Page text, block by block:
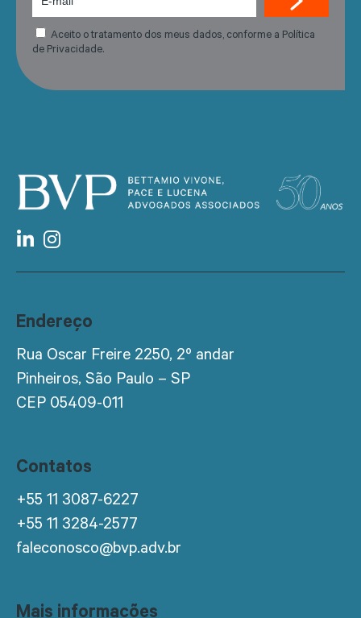
Aceito o tratamento dos meus dados, conforme a Política
de Privacidade.
Endereço
Rua Oscar Freire 2250, 2º andar
Pinheiros, São Paulo – SP
CEP 05409-011
Contatos
+55 11 3087-6227
+55 11 3284-2577
faleconosco@bvp.adv.br